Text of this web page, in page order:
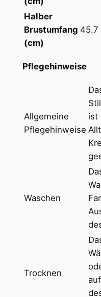
-
S
h
t
R
a
s
Halber
Brustumfang
(cm)
45.7
Pflegehinweise
Allgemeine
Pflegehinweise
ist
Waschen
Trocknen